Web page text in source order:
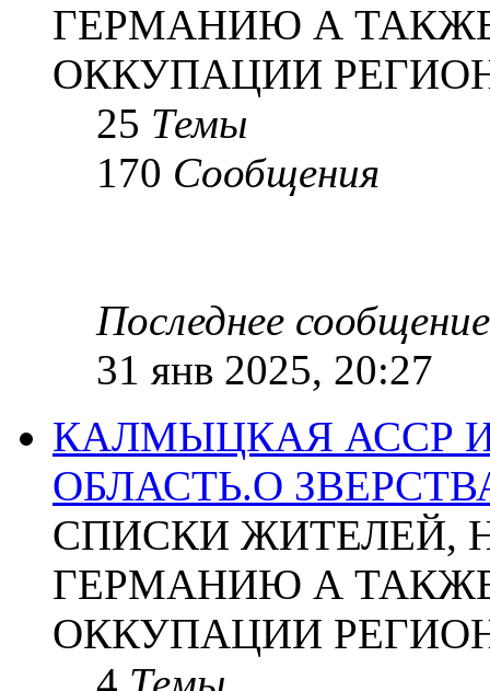
ГЕРМАНИЮ А
ОККУПАЦИИ
25 Темы
170 Сообщения
Последнее сообщение
31 янв 2025, 20:27
КАЛМЫЦКАЯ АССР
ОБЛАСТЬ.О
СПИСКИ ЖИТЕЛЕЙ,
ГЕРМАНИЮ А
ОККУПАЦИИ